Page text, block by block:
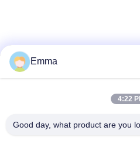
No. 280 WanXing Road,
Emma
4:22
Good day, what product are you